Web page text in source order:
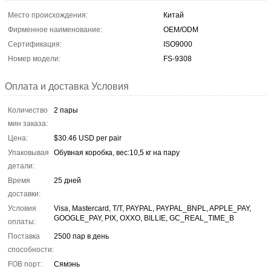
Место происхождения:
Китай
Фирменное наименование:
OEM/ODM
Сертификация:
ISO9000
Номер модели:
FS-9308
Оплата и доставка Условия
Количество
мин заказа:
2 пары
Цена:
$30.46 USD per pair
Упаковывая
детали:
Обувная коробка, вес:10,5 кг на пару
Время
доставки:
25 дней
Условия
оплаты:
Visa, Mastercard, T/T, PAYPAL, PAYPAL_BNPL, APPLE_PAY,
GOOGLE_PAY, PIX, OXXO, BILLIE, GC_REAL_TIME_B
Поставка
способности:
2500 пар в день
FOB порт: Сямэнь